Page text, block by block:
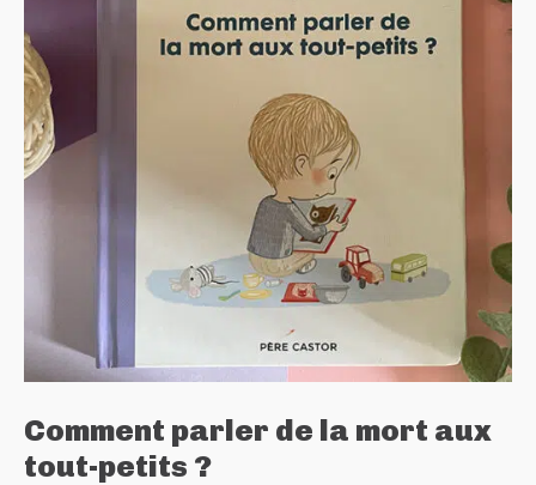
Comment parler de la mort aux
tout-petits ?